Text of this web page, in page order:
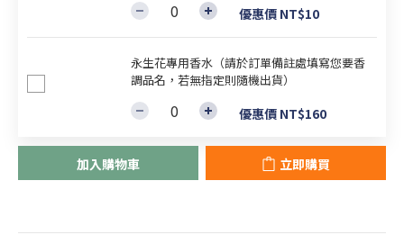
優惠價 NT$10
永生花專用香水（請於訂單備註處填寫您要香
調品名，若無指定則隨機出貨）
優惠價 NT$160
加入購物車 立即購買